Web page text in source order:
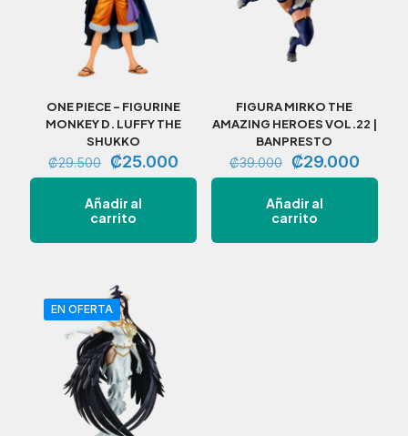
ONE PIECE – FIGURINE
MONKEY D. LUFFY THE
SHUKKO
₡29.500
El
precio
original
era:
₡29.500.
₡25.000
precio
Añadir al
carrito
FIGURA MIRKO THE
AMAZING HEROES VOL.22 |
BANPRESTO
₡39.000
El
precio
original
era:
₡39.000.
₡29.000El
precio
Añadir al
carrito
EN OFERTA